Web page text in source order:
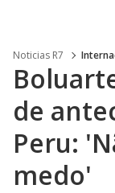
Noticias R7
de
Peru:
medo'